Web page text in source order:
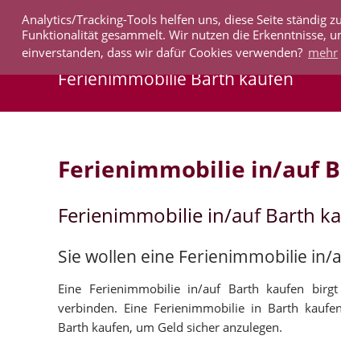
Analytics/Tracking-Tools helfen uns, diese Seite ständig
Funktionalität gesammelt. Wir nutzen die Erkenntnisse,
einverstanden, dass wir dafür Cookies verwenden? mehr
IMMOBILIEN
Ferienimmobilie Barth kaufen
Ferienimmobilie in/auf
Ferienimmobilie in/auf Barth
Sie wollen eine Ferienimmobilie in/
Eine Ferienimmobilie in/auf Barth kaufen
verbinden. Eine Ferienimmobilie in Barth
Barth kaufen, um Geld sicher anzulegen.